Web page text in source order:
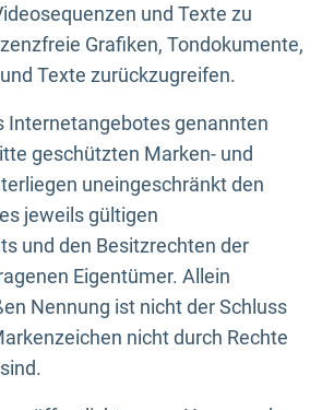
und Texte zu
Grafiken, Tondokumente,
Texte zurückzugreifen.
Internetangebotes genannten
geschützten Marken- und
uneingeschränkt den
jeweils gültigen
und den Besitzrechten der
Eigentümer. Allein
Nennung ist nicht der Schluss
nicht durch Rechte